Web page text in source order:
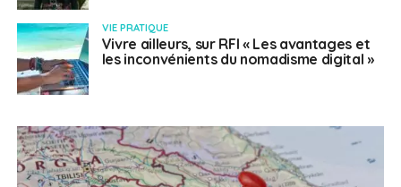
VIE PRATIQUE
Vivre ailleurs, sur RFI « Les avantages et
les inconvénients du nomadisme digital »